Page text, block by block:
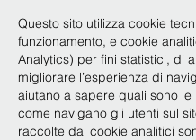
Questo sito utilizza cookie
funzionamento, e cookie
Analytics) per fini statistici, di
migliorare l’esperienza di
aiutano a sapere quali sono
come navigano gli utenti sul
raccolte dai cookie analitici